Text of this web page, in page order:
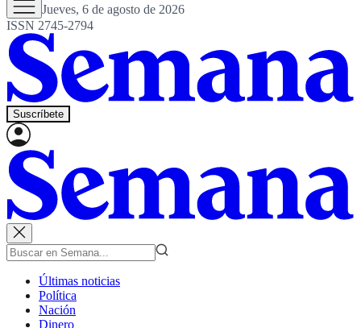
Jueves, 6 de agosto de 2026
ISSN 2745-2794
Suscríbete
Últimas noticias
Política
Nación
Dinero